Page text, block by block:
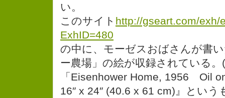
い。
このサイト http://gseart.com/exh/
ExhID=480
の中に、モーゼスおばさんが書
ー農場」の絵が収録されている
「Eisenhower Home, 1956 Oil
16″ x 24″ (40.6 x 61 cm)』という